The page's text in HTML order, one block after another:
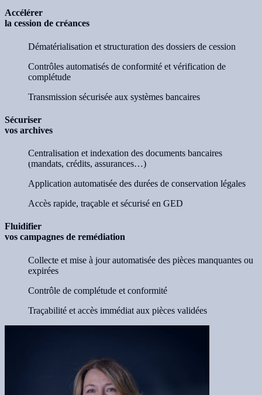
Accélérer
la cession de créances
Dématérialisation et structuration des dossiers de cession
Contrôles automatisés de conformité et vérification de
complétude
Transmission sécurisée aux systèmes bancaires
Sécuriser
vos archives
Centralisation et indexation des documents bancaires
(mandats, crédits, assurances…)
Application automatisée des durées de conservation légales
Accès rapide, traçable et sécurisé en GED
Fluidifier
vos campagnes de remédiation
Collecte et mise à jour automatisée des pièces manquantes ou
expirées
Contrôle de complétude et conformité
Traçabilité et accès immédiat aux pièces validées